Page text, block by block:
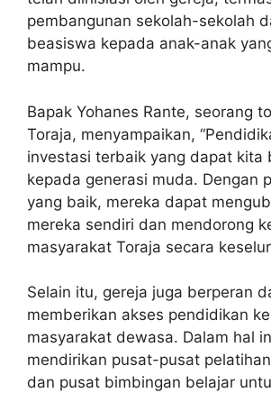
pembangunan sekolah-sekolah
beasiswa kepada anak-anak
mampu.
Bapak Yohanes Rante, seorang
Toraja, menyampaikan,
investasi terbaik yang dapat kita
kepada generasi muda. Dengan
yang baik, mereka dapat
mereka sendiri dan mendorong
masyarakat Toraja secara
Selain itu, gereja juga berperan
memberikan akses pendidikan
masyarakat dewasa. Dalam hal
mendirikan pusat-pusat
dan pusat bimbingan belajar